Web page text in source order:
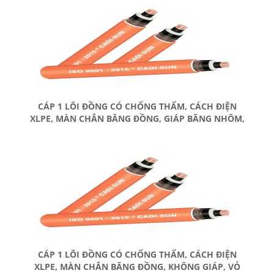
CÁP 1 LÕI ĐỒNG CÓ CHỐNG THẤM, CÁCH ĐIỆN
XLPE, MÀN CHẮN BĂNG ĐỒNG, GIÁP BĂNG NHÔM,
CÁP 1 LÕI ĐỒNG CÓ CHỐNG THẤM, CÁCH ĐIỆN
XLPE, MÀN CHẮN BĂNG ĐỒNG, KHÔNG GIÁP, VỎ